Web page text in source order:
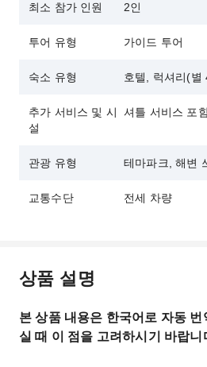
최소 참가 인원 2인
투어 유형 가이드 투어
숙소 유형 호텔, 럭셔리(별
추가 서비스 및 시
설
셔틀 서비스 포
관광 유형 테마파크, 해변
교통수단 전세 차량
상품 설명
본 상품 내용은 한국어로 자동
실 때 이 점을 고려하시기 바랍니